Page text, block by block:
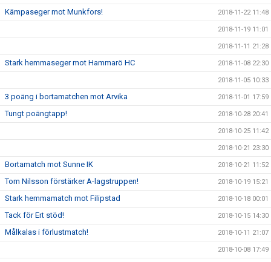
Kämpaseger mot Munkfors! 2018-11-22 11:48
2018-11-19 11:01
2018-11-11 21:28
Stark hemmaseger mot Hammarö HC 2018-11-08 22:30
2018-11-05 10:33
3 poäng i bortamatchen mot Arvika 2018-11-01 17:59
Tungt poängtapp! 2018-10-28 20:41
2018-10-25 11:42
2018-10-21 23:30
Bortamatch mot Sunne IK 2018-10-21 11:52
Tom Nilsson förstärker A-lagstruppen! 2018-10-19 15:21
Stark hemmamatch mot Filipstad 2018-10-18 00:01
Tack för Ert stöd! 2018-10-15 14:30
Målkalas i förlustmatch! 2018-10-11 21:07
2018-10-08 17:49